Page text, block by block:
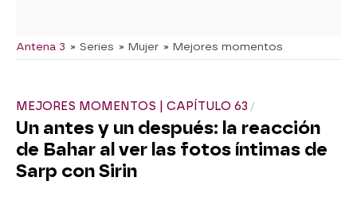
Antena 3 » Series » Mujer » Mejores momentos
MEJORES MOMENTOS | CAPÍTULO 63
Un antes y un después: la reacción
de Bahar al ver las fotos íntimas de
Sarp con Sirin